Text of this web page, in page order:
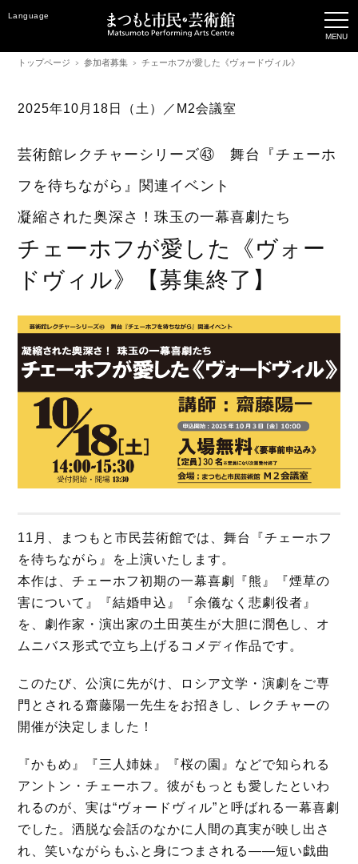
Language
トップページ 参加者募集 チェーホフが愛した《ヴォードヴィル》
2025年10月18日（土）／M2会議室
芸術館レクチャーシリーズ㊸ 舞台『チェーホ
フを待ちながら』関連イベント
凝縮された奥深さ！珠玉の一幕喜劇たち
チェーホフが愛した《ヴォー
ドヴィル》【募集終了】
11月、まつもと市民芸術館では、舞台『チェーホフ
を待ちながら』を上演いたします。
本作は、チェーホフ初期の一幕喜劇『熊』『煙草の
害について』『結婚申込』『余儀なく悲劇役者』
を、劇作家・演出家の土田英生が大胆に潤色し、オ
ムニバス形式で立ち上げるコメディ作品です。
このたび、公演に先がけ、ロシア文学・演劇をご専
門とされる齋藤陽一先生をお招きし、レクチャーの
開催が決定しました！
『かもめ』『三人姉妹』『桜の園』などで知られる
アントン・チェーホフ。彼がもっとも愛したといわ
れるのが、実は“ヴォードヴィル”と呼ばれる一幕喜劇
でした。洒脱な会話のなかに人間の真実が映し出さ
れ、笑いながらもふと身につまされる——短い戯曲